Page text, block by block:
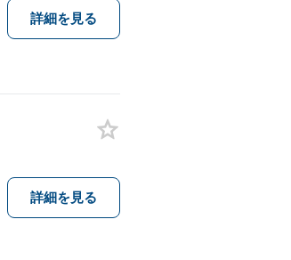
詳細を見る
詳細を見る